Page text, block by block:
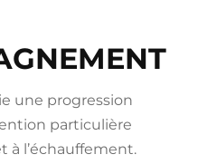
une progression
particulière
à l’échauffement.